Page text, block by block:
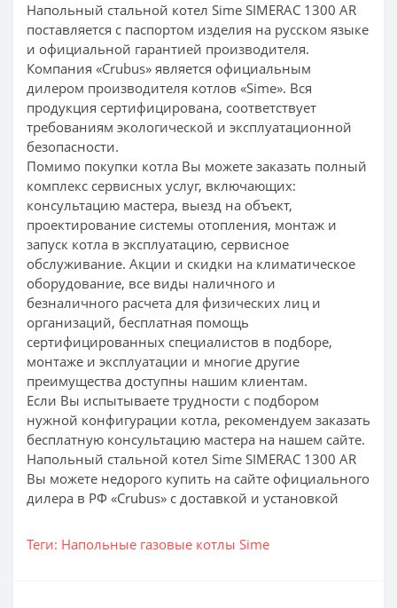
Напольный стальной котел Sime SIMERAC 1300 AR
поставляется с паспортом изделия на русском языке
и официальной гарантией производителя.
Компания «Crubus» является официальным
дилером производителя котлов «Sime». Вся
продукция сертифицирована, соответствует
требованиям экологической и эксплуатационной
безопасности.
Помимо покупки котла Вы можете заказать полный
комплекс сервисных услуг, включающих:
консультацию мастера, выезд на объект,
проектирование системы отопления, монтаж и
запуск котла в эксплуатацию, сервисное
обслуживание. Акции и скидки на климатическое
оборудование, все виды наличного и
безналичного расчета для физических лиц и
организаций, бесплатная помощь
сертифицированных специалистов в подборе,
монтаже и эксплуатации и многие другие
преимущества доступны нашим клиентам.
Если Вы испытываете трудности с подбором
нужной конфигурации котла, рекомендуем заказать
бесплатную консультацию мастера на нашем сайте.
Напольный стальной котел Sime SIMERAC 1300 AR
Вы можете недорого купить на сайте официального
дилера в РФ «Crubus» с доставкой и установкой
Теги: Напольные газовые котлы Sime